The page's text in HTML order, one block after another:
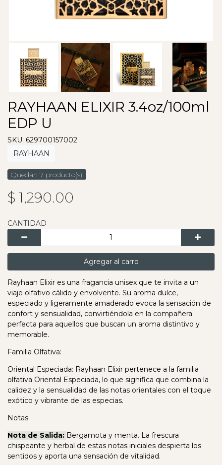
RAYHAAN ELIXIR 3.4oz/100ml
EDP U
SKU: 629700157002
RAYHAAN
Quedan 7 producto(s).
$ 1,290.00
CANTIDAD
Agregar al carro
Rayhaan Elixir es una fragancia unisex que te invita a un
viaje olfativo cálido y envolvente. Su aroma dulce,
especiado y ligeramente amaderado evoca la sensación de
confort y sensualidad, convirtiéndola en la compañera
perfecta para aquellos que buscan un aroma distintivo y
memorable.
Familia Olfativa:
Oriental Especiada: Rayhaan Elixir pertenece a la familia
olfativa Oriental Especiada, lo que significa que combina la
calidez y la sensualidad de las notas orientales con el toque
exótico y vibrante de las especias.
Notas:
Nota de Salida: Bergamota y menta. La frescura
chispeante y herbal de estas notas iniciales despierta los
sentidos y aporta una sensación de vitalidad.